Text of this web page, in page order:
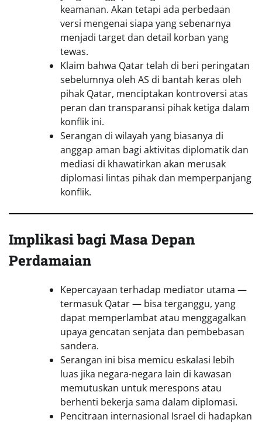
keamanan. Akan tetapi ada perbedaan
versi mengenai siapa yang sebenarnya
menjadi target dan detail korban yang
tewas.
Klaim bahwa Qatar telah di beri peringatan
sebelumnya oleh AS di bantah keras oleh
pihak Qatar, menciptakan kontroversi atas
peran dan transparansi pihak ketiga dalam
konflik ini.
Serangan di wilayah yang biasanya di
anggap aman bagi aktivitas diplomatik dan
mediasi di khawatirkan akan merusak
diplomasi lintas pihak dan memperpanjang
konflik.
Implikasi bagi Masa Depan
Perdamaian
Kepercayaan terhadap mediator utama —
termasuk Qatar — bisa terganggu, yang
dapat memperlambat atau menggagalkan
upaya gencatan senjata dan pembebasan
sandera.
Serangan ini bisa memicu eskalasi lebih
luas jika negara-negara lain di kawasan
memutuskan untuk merespons atau
berhenti bekerja sama dalam diplomasi.
Pencitraan internasional Israel di hadapkan